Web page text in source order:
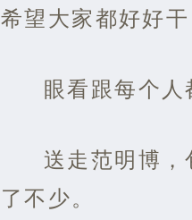
希望大家都好好干
眼看跟每个人
送走范明博
了不少。